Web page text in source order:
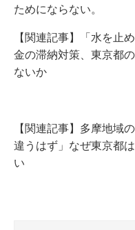
ためにならない。
【関連記事】「水を止
金の滞納対策、東京都
ないか
【関連記事】多摩地域
違うはず」なぜ東京都
い